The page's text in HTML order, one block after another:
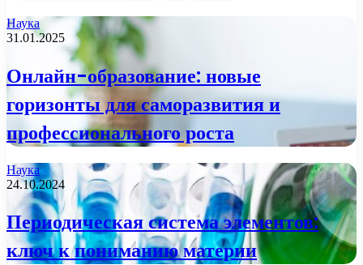
Наука
31.01.2025
Онлайн-образование: новые
горизонты для саморазвития и
профессионального роста
Наука
24.10.2024
Периодическая система элементов:
ключ к пониманию материи